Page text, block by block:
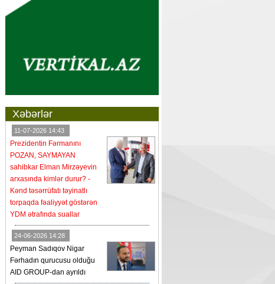
Xəbərlər
11-07-2026 14:43
Prezidentin Fərmanını
POZAN, SAYMAYAN
sahibkar Elman Mirzəyevin
arxasında kimlər durur? -
Kənd təsərrüfatı təyinatlı
torpaqda fəaliyyət göstərən
YDM ətrafında suallar
24-06-2026 14:28
Peyman Sadıqov Nigar
Fərhadın qurucusu olduğu
AID GROUP-dan ayrıldı